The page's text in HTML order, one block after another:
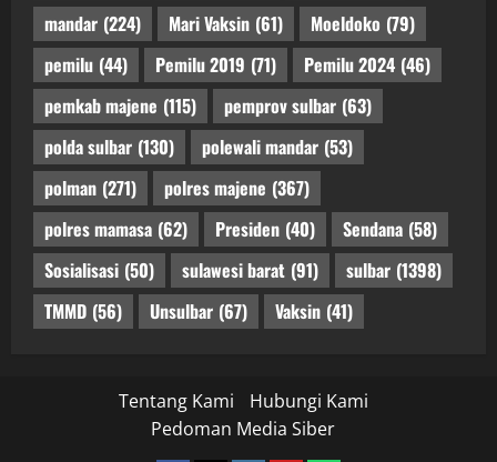
mandar (224) Mari Vaksin (61) Moeldoko (79)
pemilu (44) Pemilu 2019 (71) Pemilu 2024 (46)
pemkab majene (115) pemprov sulbar (63)
polda sulbar (130) polewali mandar (53)
polman (271) polres majene (367)
polres mamasa (62) Presiden (40) Sendana (58)
Sosialisasi (50) sulawesi barat (91) sulbar (1398)
TMMD (56) Unsulbar (67) Vaksin (41)
Tentang Kami
Hubungi Kami
Pedoman Media Siber